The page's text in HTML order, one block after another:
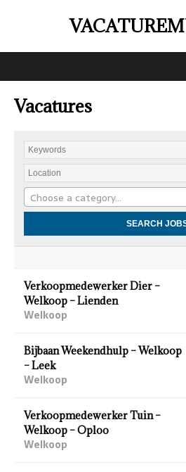
Vacatures
Choose a category…
Verkoopmedewerker Dier –
Welkoop – Lienden
Welkoop
Bijbaan Weekendhulp – Welkoop
– Leek
Welkoop
Verkoopmedewerker Tuin –
Welkoop – Oploo
Welkoop